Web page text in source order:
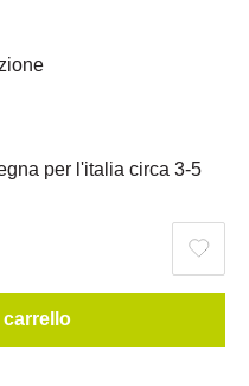
per l'italia circa 3-5